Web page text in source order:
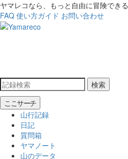
ヤマレコなら、もっと自由に冒険できる
FAQ 使い方ガイド お問い合わせ
検索
ここサーチ
山行記録
日記
質問箱
ヤマノート
山のデータ